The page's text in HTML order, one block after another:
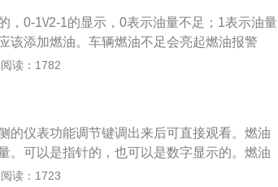
，0-1\/2-1的显示，0表示油量不足；1表示油量
该添加燃油。车辆燃油不足会亮起燃油报警
1、不要等报警灯亮时再加油，因为汽油泵在
，因为汽油受热膨胀和在夏季高温下挥发成
果加的过满没有一点空间，汽油蒸汽甚至液体
了又逸到空气中，不但浪费还污染环境；3、
芯、甚至停放一夜后，再次启动车辆时，可能
，便认为是故障。其实是正常现象，因为油泵
阅读：1782
的仪表功能调节键调出来后可直接观看。燃油
。可以是指针的，也可以是数字显示的。燃油
负两根线，其中正极那根一定要有电，可以
阅读：1723